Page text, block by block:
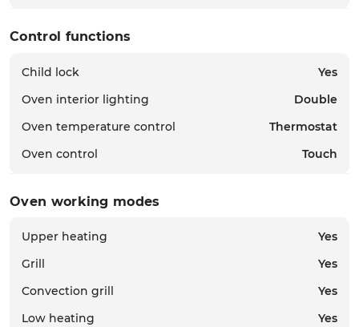
Control functions
Child lock
Yes
Oven interior lighting
Double
Oven temperature control
Thermostat
Oven control
Touch
Oven working modes
Upper heating
Yes
Grill
Yes
Convection grill
Yes
Low heating
Yes
Password
Forgot your password?
Authorization